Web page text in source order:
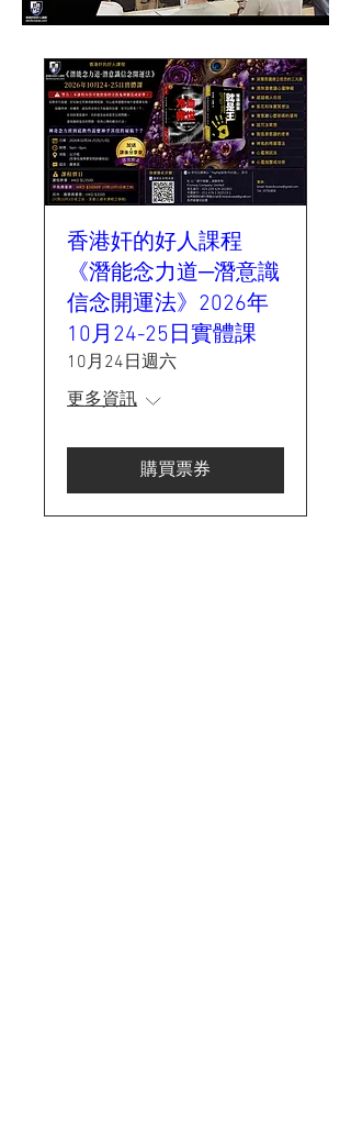
香港奸的好人課程
《潛能念力道─潛意識
信念開運法》2026年
10月24-25日實體課
10月24日週六
更多資訊
購買票券